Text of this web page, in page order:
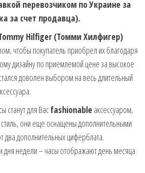
перевозчиком по Украине за
за счет продавца).
Hilfiger (Томми Хилфигер)
чтобы покупатель приобрел их благодаря
дизайну по приемлемой цене за высокое
доволен выбором на весь длительный
станут для Васfashionable аксессуаром,
они еще оснащены дополнительными
два дополнительных циферблата.
дня недели – часы отображают день месяца